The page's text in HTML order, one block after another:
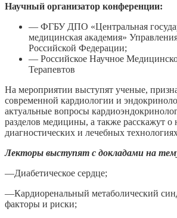
Научный организатор конференции:
— ФГБУ ДПО «Центральная
медицинская академия»
Российской Федерации;
— Российское Научное
Терапевтов
На мероприятии выступят ученые,
современной кардиологии и
актуальные вопросы
разделов медицины, а также расскажут о
диагностических и лечебных
Лекторы выступят с докладами на
—Диабетическое сердце;
—Кардиоренальный метаболический
факторы и риски;